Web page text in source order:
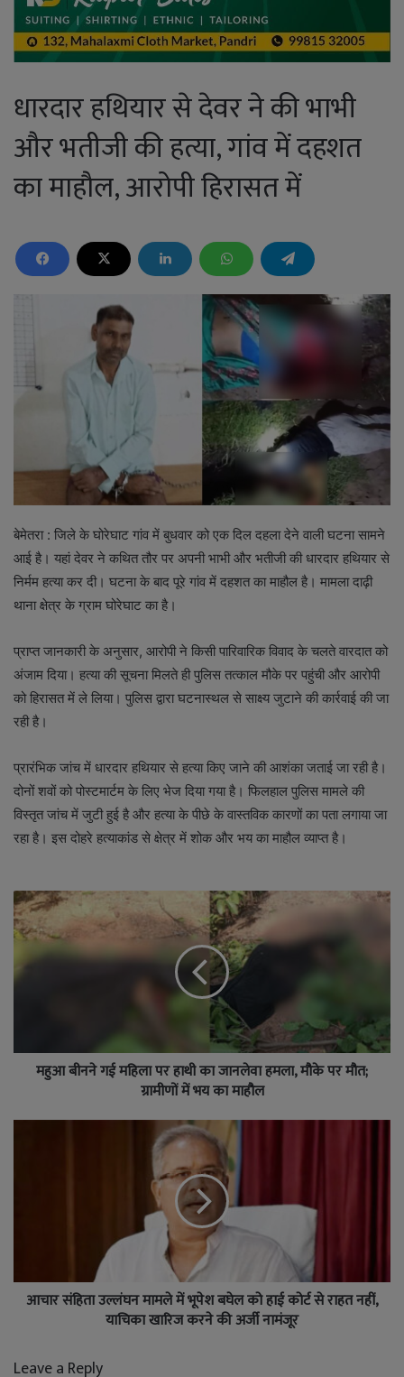
धारदार हथियार से देवर ने की भाभी
और भतीजी की हत्या, गांव में दहशत
का माहौल, आरोपी हिरासत में
बेमेतरा : जिले के घोरेघाट गांव में बुधवार को एक दिल दहला देने वाली घटना सामने
आई है। यहां देवर ने कथित तौर पर अपनी भाभी और भतीजी की धारदार हथियार से
निर्मम हत्या कर दी। घटना के बाद पूरे गांव में दहशत का माहौल है। मामला दाढ़ी
थाना क्षेत्र के ग्राम घोरेघाट का है।
प्राप्त जानकारी के अनुसार, आरोपी ने किसी पारिवारिक विवाद के चलते वारदात को
अंजाम दिया। हत्या की सूचना मिलते ही पुलिस तत्काल मौके पर पहुंची और आरोपी
को हिरासत में ले लिया। पुलिस द्वारा घटनास्थल से साक्ष्य जुटाने की कार्रवाई की जा
रही है।
प्रारंभिक जांच में धारदार हथियार से हत्या किए जाने की आशंका जताई जा रही है।
दोनों शवों को पोस्टमार्टम के लिए भेज दिया गया है। फिलहाल पुलिस मामले की
विस्तृत जांच में जुटी हुई है और हत्या के पीछे के वास्तविक कारणों का पता लगाया जा
रहा है। इस दोहरे हत्याकांड से क्षेत्र में शोक और भय का माहौल व्याप्त है।
महुआ बीनने गई महिला पर हाथी का जानलेवा हमला, मौके पर मौत;
ग्रामीणों में भय का माहौल
आचार संहिता उल्लंघन मामले में भूपेश बघेल को हाई कोर्ट से राहत नहीं,
याचिका खारिज करने की अर्जी नामंजूर
Leave a Reply